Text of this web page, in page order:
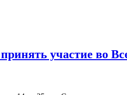
участие во